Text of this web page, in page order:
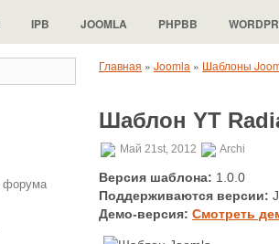
IPB JOOMLA PHPBB
форума
Главная » Joomla » Шаблоны
Шаблон YT
Май 21st, 2012 Archi
Версия шаблона: 1.0.0
Поддерживаются версии:
Демо-версия: Смотреть